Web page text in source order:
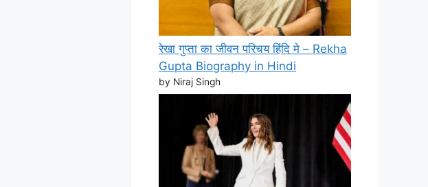
रेखा गुप्ता का जीवन परिचय हिंदि मे – Rekha
Gupta Biography in Hindi
by Niraj Singh